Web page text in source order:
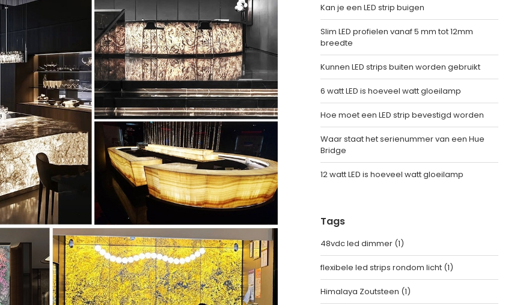
Kan je een LED strip buigen
Slim LED profielen vanaf 5 mm tot 12mm
breedte
Kunnen LED strips buiten worden gebruikt
6 watt LED is hoeveel watt gloeilamp
Hoe moet een LED strip bevestigd worden
Waar staat het serienummer van een Hue
Bridge
12 watt LED is hoeveel watt gloeilamp
Tags
48vdc led dimmer (1)
flexibele led strips rondom licht (1)
Himalaya Zoutsteen (1)